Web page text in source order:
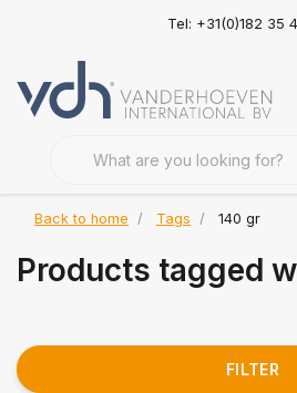
Tel: +31(0)182 35
Back to home Tags 140 gr
Products tagged
FILTER